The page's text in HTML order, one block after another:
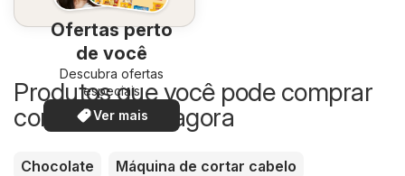
Ofertas perto
de você
Descubra ofertas
especiais
Ver mais
Produtos que você pode comprar
com desconto agora
Chocolate
Máquina de cortar cabelo